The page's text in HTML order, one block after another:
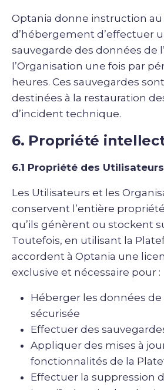
Optania donne instruction
d’hébergement d’effectuer
sauvegarde des données de
l’Organisation une fois par
heures. Ces sauvegardes
destinées à la restauration
d’incident technique.
6. Propriété
6.1 Propriété des Utilisateurs
Les Utilisateurs et les
conservent l’entière
qu’ils génèrent ou stockent
Toutefois, en utilisant la
accordent à Optania une
exclusive et nécessaire pour :
Héberger les données
sécurisée
Effectuer des
Appliquer des mises à
fonctionnalités de la
Effectuer la suppression